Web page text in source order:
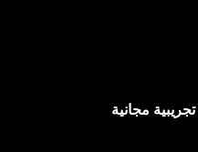
مجانية